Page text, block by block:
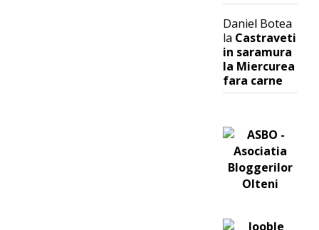
Daniel Botea
la Castraveti
in saramura
la Miercurea
fara carne